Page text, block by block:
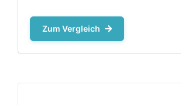
Zum Vergleich